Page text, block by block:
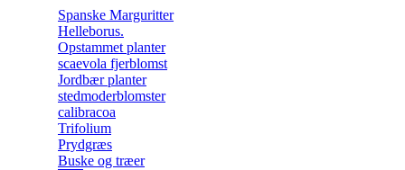
Spanske Marguritter
Helleborus.
Opstammet planter
scaevola fjerblomst
Jordbær planter
stedmoderblomster
calibracoa
Trifolium
Prydgræs
Buske og træer